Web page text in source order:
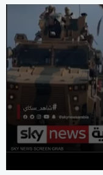
seconds
21
minutes,
59
seconds